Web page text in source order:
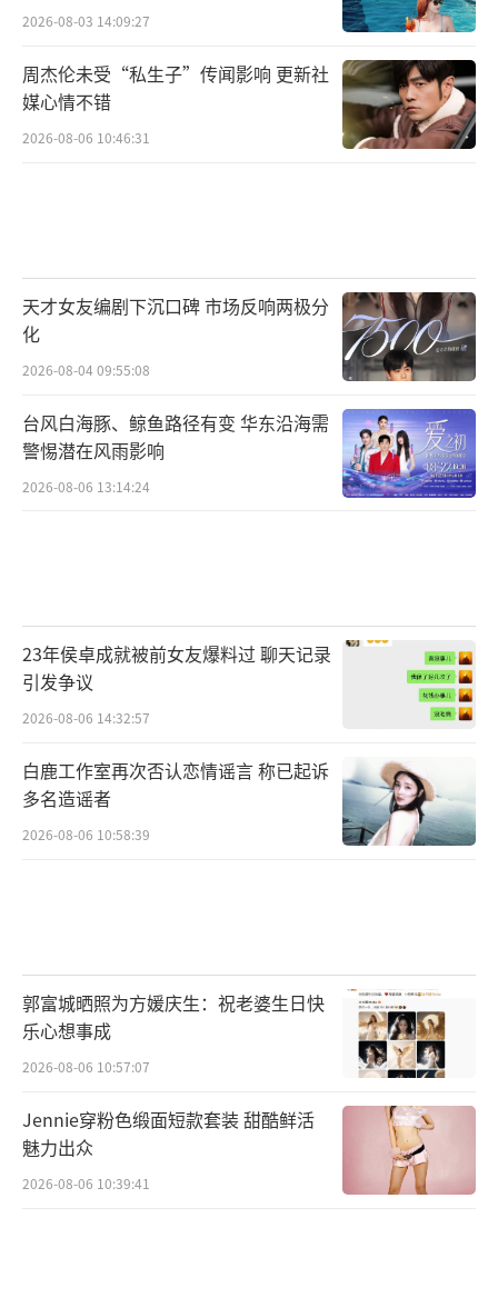
2026-08-03 14:09:27
周杰伦未受“私生子”传闻影响 更新社
媒心情不错
2026-08-06 10:46:31
天才女友编剧下沉口碑 市场反响两极分
化
2026-08-04 09:55:08
台风白海豚、鲸鱼路径有变 华东沿海需
警惕潜在风雨影响
2026-08-06 13:14:24
23年侯卓成就被前女友爆料过 聊天记录
引发争议
2026-08-06 14:32:57
白鹿工作室再次否认恋情谣言 称已起诉
多名造谣者
2026-08-06 10:58:39
郭富城晒照为方媛庆生：祝老婆生日快
乐心想事成
2026-08-06 10:57:07
Jennie穿粉色缎面短款套装 甜酷鲜活
魅力出众
2026-08-06 10:39:41